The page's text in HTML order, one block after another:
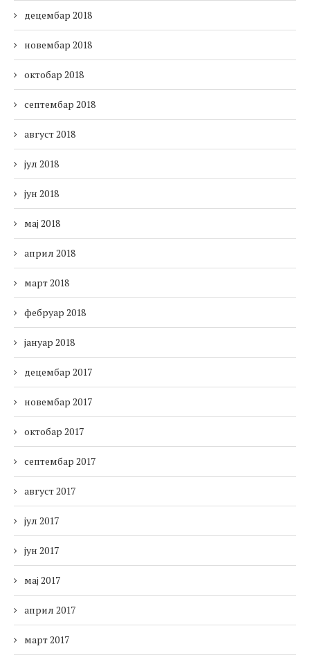
децембар 2018
новембар 2018
октобар 2018
септембар 2018
август 2018
јул 2018
јун 2018
мај 2018
април 2018
март 2018
фебруар 2018
јануар 2018
децембар 2017
новембар 2017
октобар 2017
септембар 2017
август 2017
јул 2017
јун 2017
мај 2017
април 2017
март 2017